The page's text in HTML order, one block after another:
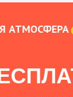
АТМОСФЕРА